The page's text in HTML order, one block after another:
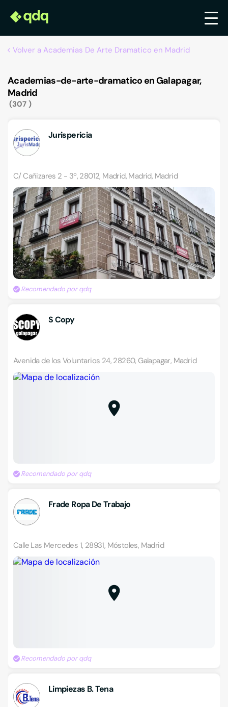
Volver a Academias De Arte Dramatico en Madrid
Academias-de-arte-dramatico en Galapagar,
Madrid
307
Jurispericia
C/ Cañizares 2 - 3º, 28012, Madrid, Madrid, Madrid
Recomendado por qdq
S Copy
Avenida de los Voluntarios 24, 28260, Galapagar, Madrid
Recomendado por qdq
Frade Ropa De Trabajo
Calle Las Mercedes 1, 28931, Móstoles, Madrid
Recomendado por qdq
Limpiezas B. Tena